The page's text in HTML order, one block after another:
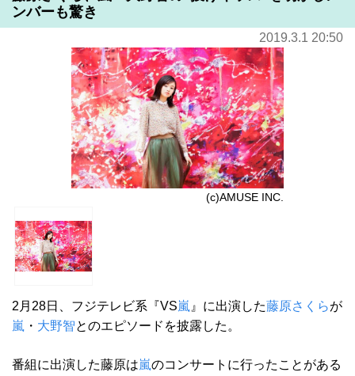
ンバーも驚き
2019.3.1 20:50
(c)AMUSE INC.
2月28日、フジテレビ系『VS嵐 』に出演した藤原さくらが
嵐 ・ 大野智とのエピソードを披露した。
番組に出演した藤原は嵐のコンサートに行ったことがある